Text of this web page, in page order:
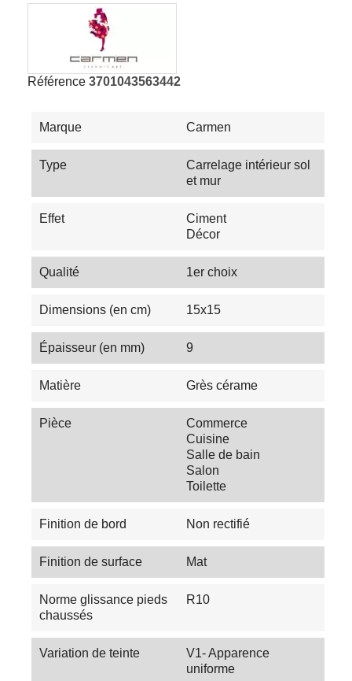
Référence 3701043563442
Marque Carmen
Type
Carrelage intérieur sol
et mur
Effet
Ciment
Décor
Qualité 1er choix
Dimensions (en cm) 15x15
Épaisseur (en mm) 9
Matière Grès cérame
Pièce
Commerce
Cuisine
Salle de bain
Salon
Toilette
Finition de bord Non rectifié
Finition de surface Mat
Norme glissance pieds
chaussés
R10
Variation de teinte
V1- Apparence
uniforme